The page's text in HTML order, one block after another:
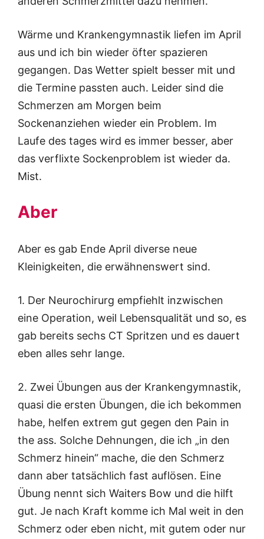
Wärme und Krankengymnastik liefen im April
aus und ich bin wieder öfter spazieren
gegangen. Das Wetter spielt besser mit und
die Termine passten auch. Leider sind die
Schmerzen am Morgen beim
Sockenanziehen wieder ein Problem. Im
Laufe des tages wird es immer besser, aber
das verflixte Sockenproblem ist wieder da.
Mist.
Aber
Aber es gab Ende April diverse neue
Kleinigkeiten, die erwähnenswert sind.
1. Der Neurochirurg empfiehlt inzwischen
eine Operation, weil Lebensqualität und so, es
gab bereits sechs CT Spritzen und es dauert
eben alles sehr lange.
2. Zwei Übungen aus der Krankengymnastik,
quasi die ersten Übungen, die ich bekommen
habe, helfen extrem gut gegen den Pain in
the ass. Solche Dehnungen, die ich „in den
Schmerz hinein“ mache, die den Schmerz
dann aber tatsächlich fast auflösen. Eine
Übung nennt sich Waiters Bow und die hilft
gut. Je nach Kraft komme ich Mal weit in den
Schmerz oder eben nicht, mit gutem oder nur